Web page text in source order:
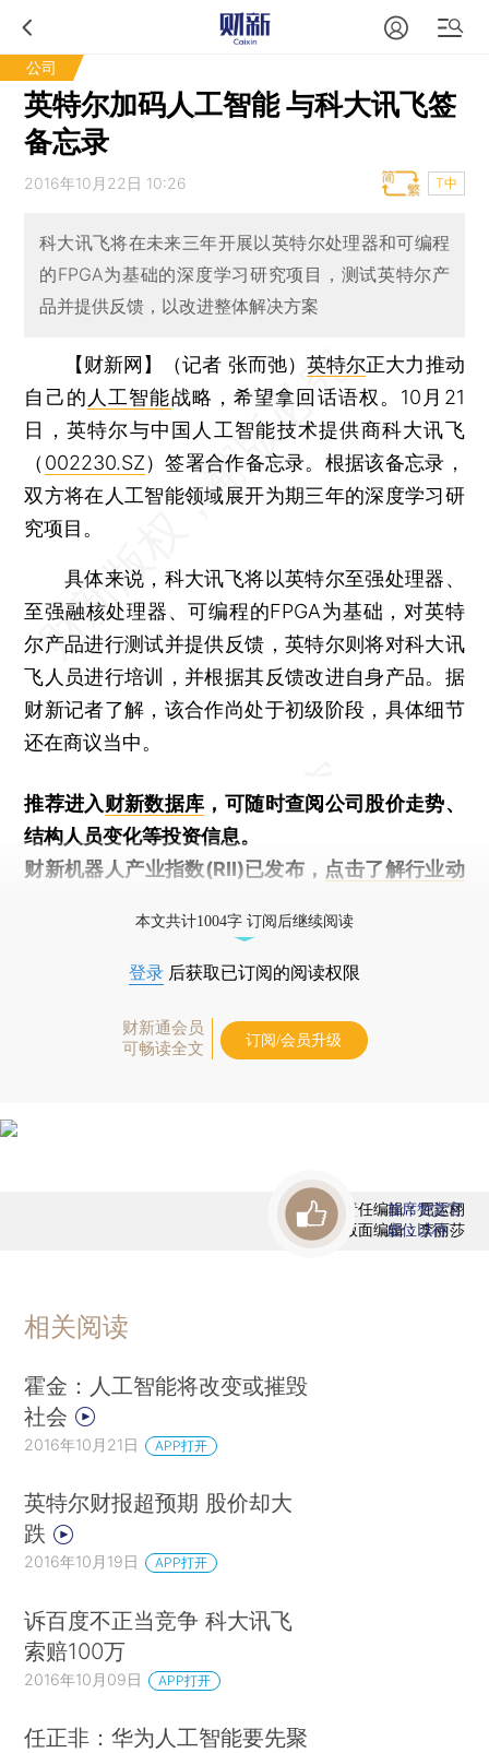
公司
英特尔加码人工智能 与科大讯飞签
备忘录
2016年10月22日 10:26 T中
科大讯飞将在未来三年开展以英特尔处理器和可编程
的FPGA为基础的深度学习研究项目，测试英特尔产
品并提供反馈，以改进整体解决方案
【财新网】（记者 张而弛） 英特尔正大力推动
自己的 人工智能战略，希望拿回话语权。10月21
日，英特尔与中国人工智能技术提供商科大讯飞
（ 002230.SZ）签署合作备忘录。根据该备忘录，
双方将在人工智能领域展开为期三年的深度学习研
究项目。
具体来说，科大讯飞将以英特尔至强处理器、
至强融核处理器、可编程的FPGA为基础，对英特
尔产品进行测试并提供反馈，英特尔则将对科大讯
飞人员进行培训，并根据其反馈改进自身产品。据
财新记者了解，该合作尚处于初级阶段，具体细节
还在商议当中。
推荐进入财新数据库 ，可随时查阅公司股价走势、
结构人员变化等投资信息。
财新机器人产业指数(RII)已发布， 点击了解行业动
本文共计1004字 订阅后继续阅读
登录 后获取已订阅的阅读权限
财新通会员
可畅读全文
订阅/会员升级
责任编辑：屈运栩
版面编辑：李丽莎
首席赞赏官
虚位以待
相关阅读
霍金：人工智能将改变或摧毁
社会
2016年10月21日 APP打开
英特尔财报超预期 股价却大
跌
2016年10月19日 APP打开
诉百度不正当竞争 科大讯飞
索赔100万
2016年10月09日 APP打开
任正非：华为人工智能要先聚